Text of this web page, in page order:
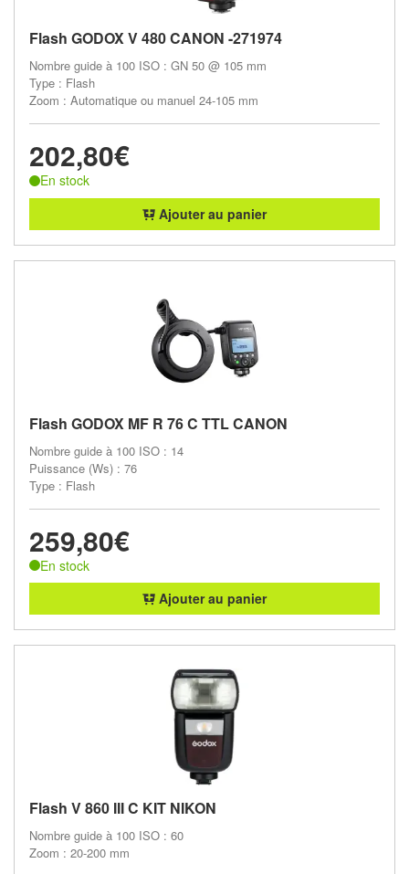
Flash GODOX V 480 CANON -271974
Nombre guide à 100 ISO : GN 50 @ 105 mm
Type : Flash
Zoom : Automatique ou manuel 24-105 mm
202,80€
En stock
Ajouter au panier
Flash GODOX MF R 76 C TTL CANON
Nombre guide à 100 ISO : 14
Puissance (Ws) : 76
Type : Flash
259,80€
En stock
Ajouter au panier
Flash V 860 III C KIT NIKON
Nombre guide à 100 ISO : 60
Zoom : 20-200 mm